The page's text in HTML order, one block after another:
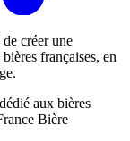
créer une
françaises, en
aux bières
Bière